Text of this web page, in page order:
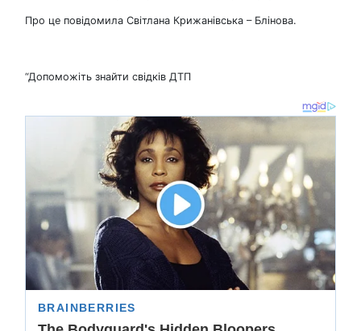
Про це повідомила Світлана Крижанівська – Блінова.
“Допоможіть знайти свідків ДТП